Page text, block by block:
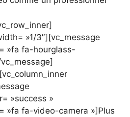
»1/3″][vc_message
»fa fa-hourglass-
»success »
»fa fa-video-camera »]Plus